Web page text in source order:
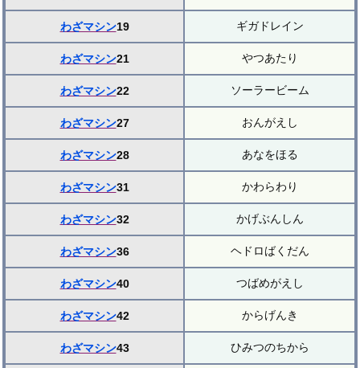
わざマシン19 ギガドレイン
わざマシン21 やつあたり
わざマシン22 ソーラービーム
わざマシン27 おんがえし
わざマシン28 あなをほる
わざマシン31 かわらわり
わざマシン32 かげぶんしん
わざマシン36 ヘドロばくだん
わざマシン40 つばめがえし
わざマシン42 からげんき
わざマシン43 ひみつのちから